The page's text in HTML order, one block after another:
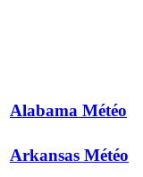
Alabama Météo
Arkansas Météo